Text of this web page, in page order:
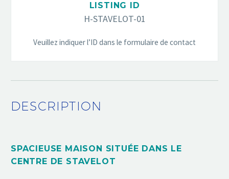
LISTING ID
H-STAVELOT-01
Veuillez indiquer l’ID dans le formulaire de contact
DESCRIPTION
SPACIEUSE MAISON SITUÉE DANS LE
CENTRE DE STAVELOT